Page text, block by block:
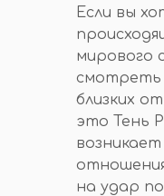
Если вы
мирового
смотреть
близких
это Тень
на удар